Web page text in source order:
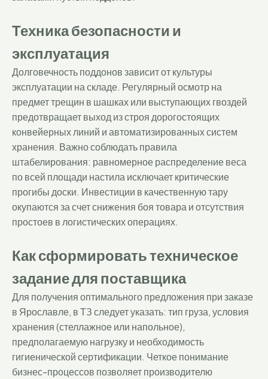
Техника безопасности и
эксплуатация
Долговечность поддонов зависит от культуры
эксплуатации на складе. Регулярный осмотр на
предмет трещин в шашках или выступающих гвоздей
предотвращает выход из строя дорогостоящих
конвейерных линий и автоматизированных систем
хранения. Важно соблюдать правила
штабелирования: равномерное распределение веса
по всей площади настила исключает критические
прогибы доски. Инвестиции в качественную тару
окупаются за счет снижения боя товара и отсутствия
простоев в логистических операциях.
Как сформировать техническое
задание для поставщика
Для получения оптимального предложения при заказе
в Ярославле, в ТЗ следует указать: тип груза, условия
хранения (стеллажное или напольное),
предполагаемую нагрузку и необходимость
гигиенической сертификации. Четкое понимание
бизнес-процессов позволяет производителю